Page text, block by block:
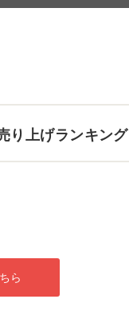
り上げランキング
ら